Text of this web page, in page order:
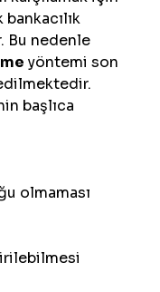
Bu nedenle
yöntemi son
başlıca
olmaması